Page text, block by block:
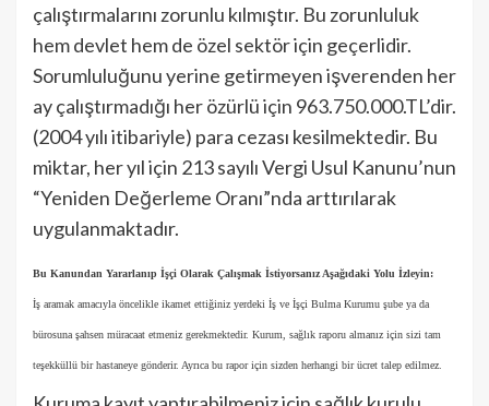
çalıştırmalarını zorunlu kılmıştır. Bu zorunluluk
hem devlet hem de özel sektör için geçerlidir.
Sorumluluğunu yerine getirmeyen işverenden her
ay çalıştırmadığı her özürlü için 963.750.000.TL’dir.
(2004 yılı itibariyle) para cezası kesilmektedir. Bu
miktar, her yıl için 213 sayılı Vergi Usul Kanunu’nun
“Yeniden Değerleme Oranı”nda arttırılarak
uygulanmaktadır.
Bu Kanundan Yararlanıp İşçi Olarak Çalışmak İstiyorsanız Aşağıdaki Yolu İzleyin:
İş aramak amacıyla öncelikle ikamet ettiğiniz yerdeki İş ve İşçi Bulma Kurumu şube ya da
bürosuna şahsen müracaat etmeniz gerekmektedir. Kurum, sağlık raporu almanız için sizi tam
teşekküllü bir hastaneye gönderir. Ayrıca bu rapor için sizden herhangi bir ücret talep edilmez.